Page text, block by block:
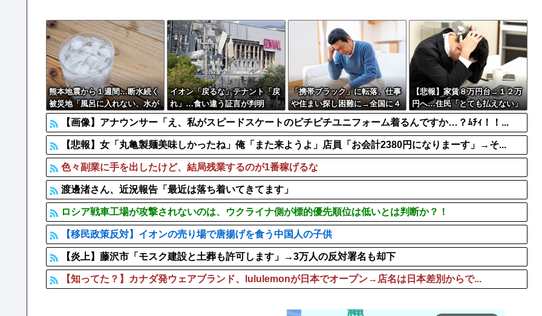
【動画あり】 福岡県柳川市の御当地アイドルだった頃の今田美桜ｗｗｗｗｗ
日本人の生活、たった10年で激変してしまったことが発覚・・・
客「なんかこの”にんにく”青いんだけど！」→客の無知のせいで有名ラーメン...
海外「その通り！」日本人
なんでメーカーは萌え系の
日本でも売れた5大外国人
【画像】マスパンこと枡田
熊本地震から１週間…断水続く
被災地「風呂に入れない、水が
欲しい」
イオン「戻るな」テナント「戻
れ」…食い違う証言が判明
「携帯ブラック」に転落、仕事
や住まい探し困難に→全国に４
００万人？生活再建どうすれ
ば…
【悲報】家賃８万円台→１２万
円へ…住民「とても払えない」
【画像】アナウンサー「え、私がスピードスケートのピチピチユニフォーム着るんですか…？ﾑﾁｨ！！...
【悲報】女「丸亀製麺美味しかったね」俺「また来ようよ」店員「お会計2380円になりまーす」→そ...
色々副業に手を出したけど、結局残業するのが1番稼げるな
渡邊渚さん、近況報告「最近は落ち着いてきてます」
ロシア戦車工場が攻撃されないのは、ウクライナ側が標的優先順位は低いとは判断か？！
【移民政策反対】イオンの売り場で唐揚げを食う中国人の子供
【炎上】藤沢市「モスク建設と土葬も許可します」→3万人の反対署名も却下
【知ってた？】カナダ発ウェアブランド、lululemonが日本でオープン→店名は日本差別からで...